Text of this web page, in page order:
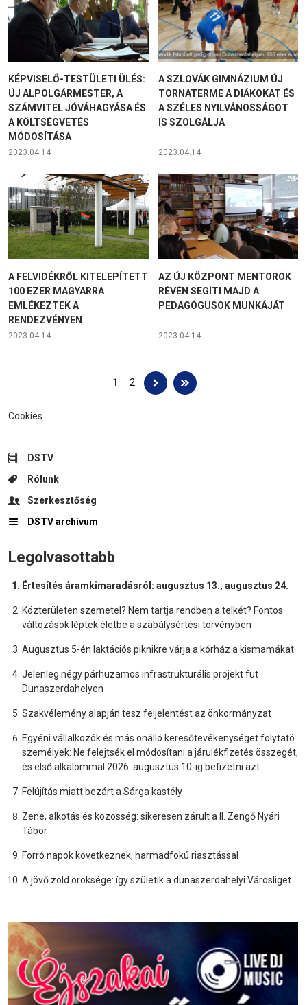
KÉPVISELŐ-TESTÜLETI ÜLÉS:
ÚJ ALPOLGÁRMESTER, A
SZÁMVITEL JÓVÁHAGYÁSA ÉS
A KÖLTSÉGVETÉS
MÓDOSÍTÁSA
2023.04.14
A SZLOVÁK GIMNÁZIUM ÚJ
TORNATERME A DIÁKOKAT ÉS
A SZÉLES NYILVÁNOSSÁGOT
IS SZOLGÁLJA
2023.04.14
A FELVIDÉKRŐL KITELEPÍTETT
100 EZER MAGYARRA
EMLÉKEZTEK A
RENDEZVÉNYEN
2023.04.14
AZ ÚJ KÖZPONT MENTOROK
RÉVÉN SEGÍTI MAJD A
PEDAGÓGUSOK MUNKÁJÁT
2023.04.14
1 2
Cookies
DSTV
Rólunk
Szerkesztőség
DSTV archívum
Legolvasottabb
Értesítés áramkimaradásról: augusztus 13., augusztus 24.
Közterületen szemetel? Nem tartja rendben a telkét? Fontos
változások léptek életbe a szabálysértési törvényben
Augusztus 5-én laktációs piknikre várja a kórház a kismamákat
Jelenleg négy párhuzamos infrastrukturális projekt fut
Dunaszerdahelyen
Szakvélemény alapján tesz feljelentést az önkormányzat
Egyéni vállalkozók és más önálló keresőtevékenységet folytató
személyek: Ne felejtsék el módosítani a járulékfizetés összegét,
és első alkalommal 2026. augusztus 10-ig befizetni azt
Felújítás miatt bezárt a Sárga kastély
Zene, alkotás és közösség: sikeresen zárult a II. Zengő Nyári
Tábor
Forró napok következnek, harmadfokú riasztással
A jövő zöld öröksége: így születik a dunaszerdahelyi Városliget